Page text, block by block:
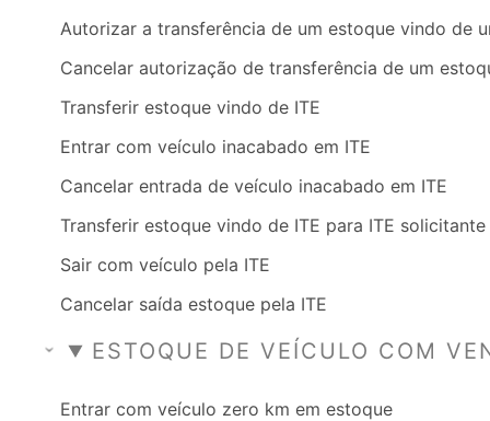
Autorizar a transferência de um estoque vindo de
Cancelar autorização de transferência de um
Transferir estoque vindo de ITE
Entrar com veículo inacabado em ITE
Cancelar entrada de veículo inacabado em ITE
Transferir estoque vindo de ITE para ITE solicitante
Sair com veículo pela ITE
Cancelar saída estoque pela ITE
ESTOQUE DE VEÍCULO COM
Entrar com veículo zero km em estoque